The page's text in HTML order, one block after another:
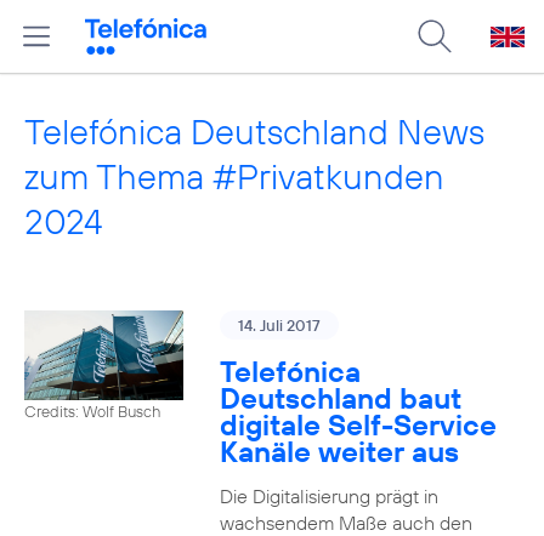
Telefónica Deutschland News
zum Thema #Privatkunden
2024
Credits: Wolf Busch
14. Juli 2017
Telefónica
Deutschland baut
digitale Self-Service
Kanäle weiter aus
Die Digitalisierung prägt in
wachsendem Maße auch den